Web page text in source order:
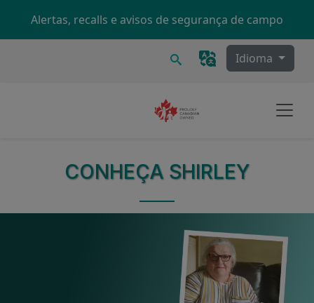
Alertas, recalls e avisos de segurança de campo
Procurar Idioma
CONHEÇA SHIRLEY